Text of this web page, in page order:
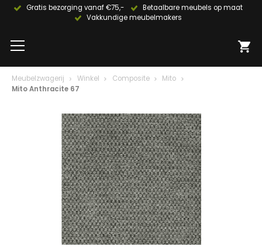
Gratis bezorging vanaf €75,-
Betaalbare meubels op maat
Vakkundige meubelmakers
Meubelzwagerij Winkel Composite
Mito
Mito Anthracite 67